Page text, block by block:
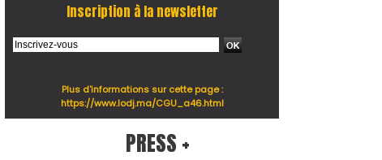
Inscription à la newsletter
Plus d'informations sur cette page :
https://www.lodj.ma/CGU_a46.html
PRESS +